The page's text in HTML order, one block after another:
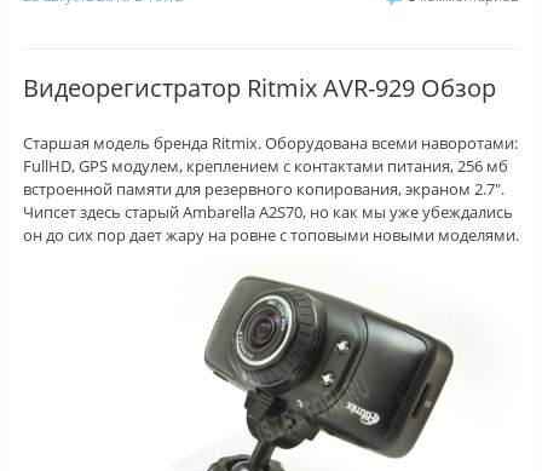
Видеорегистратор Ritmix AVR-929 Обзор
Старшая модель бренда Ritmix. Оборудована всеми наворотами:
FullHD, GPS модулем, креплением с контактами питания, 256 мб
встроенной памяти для резервного копирования, экраном 2.7″.
Чипсет здесь старый Ambarella A2S70, но как мы уже убеждались
он до сих пор дает жару на ровне с топовыми новыми моделями.